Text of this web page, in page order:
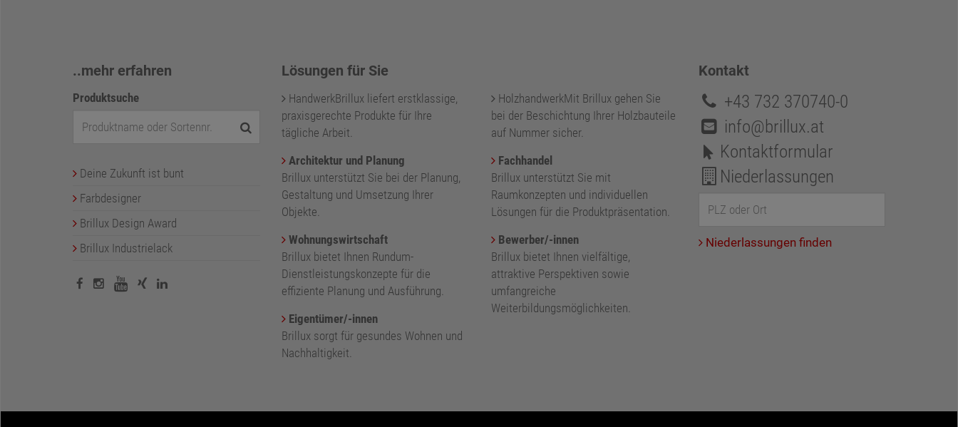
..mehr erfahren
Produktsuche
Deine Zukunft ist bunt
Farbdesigner
Brillux Design Award
Brillux Industrielack
Lösungen für Sie
HandwerkBrillux liefert erstklassige,
praxisgerechte Produkte für Ihre
tägliche Arbeit.
Architektur und Planung
Brillux unterstützt Sie bei der Planung,
Gestaltung und Umsetzung Ihrer
Objekte.
Wohnungswirtschaft
Brillux bietet Ihnen Rundum-
Dienstleistungskonzepte für die
effiziente Planung und Ausführung.
Eigentümer/-innen
Brillux sorgt für gesundes Wohnen und
Nachhaltigkeit.
HolzhandwerkMit Brillux gehen Sie
bei der Beschichtung Ihrer Holzbauteile
auf Nummer sicher.
Fachhandel
Brillux unterstützt Sie mit
Raumkonzepten und individuellen
Lösungen für die Produktpräsentation.
Bewerber/-innen
Brillux bietet Ihnen vielfältige,
attraktive Perspektiven sowie
umfangreiche
Weiterbildungsmöglichkeiten.
Kontakt
+43 732 370740-0
info@brillux.at
Kontaktformular
Niederlassungen
Niederlassungen finden